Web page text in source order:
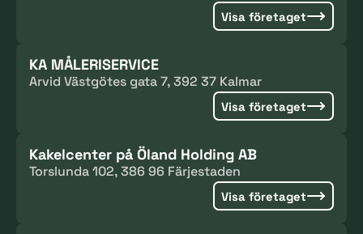
Visa företaget
KA MÅLERISERVICE
Arvid Västgötes gata 7, 392 37 Kalmar
Visa företaget
Kakelcenter på Öland Holding AB
Torslunda 102, 386 96 Färjestaden
Visa företaget